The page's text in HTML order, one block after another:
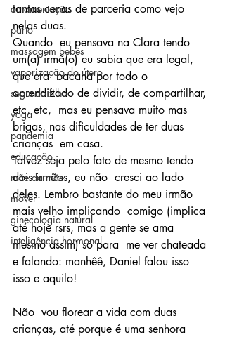
amamentação
parto
massagem bebês
vaporização do útero
segundo filho
yoga
pandemia
educação
mãe da mãe
mover
ginecologia natural
inteligência hormonal
tantas cenas de parceria como vejo
nelas duas.
Quando  eu pensava na Clara tendo
um(a) irmã(o) eu sabia que era legal,
que era  bacana por todo o
aprendizado de dividir, de compartilhar,
etc, etc,  mas eu pensava muito mas
brigas, nas dificuldades de ter duas
crianças  em casa.
Talvez seja pelo fato de mesmo tendo
dois irmãos, eu não  cresci ao lado
deles. Lembro bastante do meu irmão
mais velho implicando  comigo (implica
até hoje rsrs, mas a gente se ama
mesmo assim) só para  me ver chateada
e falando: manhêê, Daniel falou isso
isso e aquilo!
Não  vou florear a vida com duas
crianças, até porque é uma senhora